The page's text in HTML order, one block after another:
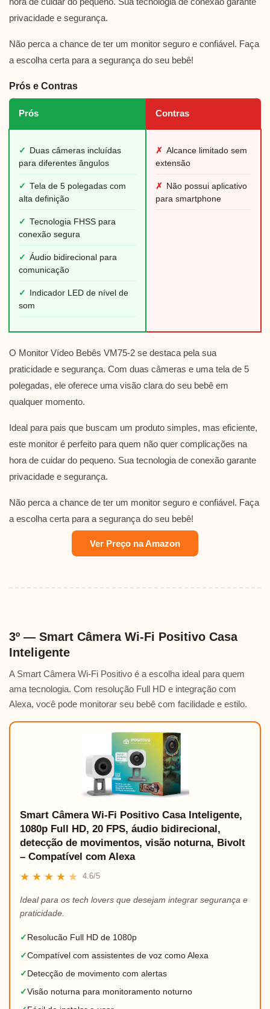
privacidade e segurança.
Não perca a chance de ter um monitor seguro e confiável. Faça
a escolha certa para a segurança do seu bebê!
Prós e Contras
Prós Contras
✓ Duas câmeras incluídas
para diferentes ângulos
✓ Tela de 5 polegadas com
alta definição
✓ Tecnologia FHSS para
conexão segura
✓ Áudio bidirecional para
comunicação
✓ Indicador LED de nível de
som
✗ Alcance limitado sem
extensão
✗ Não possui aplicativo
para smartphone
O Monitor Vídeo Bebês VM75-2 se destaca pela sua
praticidade e segurança. Com duas câmeras e uma tela de 5
polegadas, ele oferece uma visão clara do seu bebê em
qualquer momento.
Ideal para pais que buscam um produto simples, mas eficiente,
este monitor é perfeito para quem não quer complicações na
hora de cuidar do pequeno. Sua tecnologia de conexão garante
privacidade e segurança.
Não perca a chance de ter um monitor seguro e confiável. Faça
a escolha certa para a segurança do seu bebê!
Ver Preço na Amazon
3º — Smart Câmera Wi-Fi Positivo Casa
Inteligente
A Smart Câmera Wi-Fi Positivo é a escolha ideal para quem
ama tecnologia. Com resolução Full HD e integração com
Alexa, você pode monitorar seu bebê com facilidade e estilo.
Smart Câmera Wi-Fi Positivo Casa Inteligente,
1080p Full HD, 20 FPS, áudio bidirecional,
detecção de movimentos, visão noturna, Bivolt
– Compatível com Alexa
★ ★ ★ ★ ★ 4.6/5
Ideal para os tech lovers que desejam integrar segurança e
praticidade.
✓ Resolucão Full HD de 1080p
✓Compatível com assistentes de voz como Alexa
✓ Detecção de movimento com alertas
✓Visão noturna para monitoramento noturno